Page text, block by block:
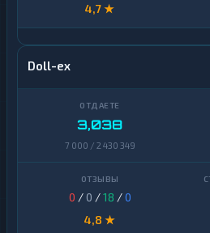
4,7 ★
Doll-ex
3,038
7 000 / 2 430 349
0 / 0 /18 /0
4,8 ★